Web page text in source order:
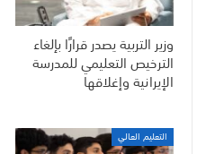
وزير التربية يصدر قرارًا بإلغاء
الترخيص التعليمي للمدرسة
الإيرانية وإغلاقها
التعليم العالي